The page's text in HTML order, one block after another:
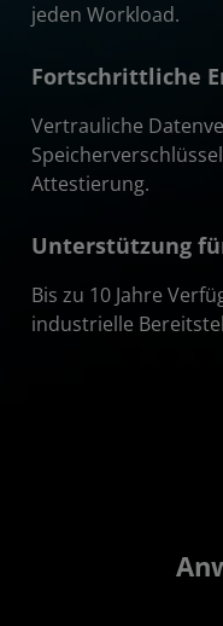
jeden Workload.
Fortschrittliche
Vertrauliche
Attestierung.
Unterstützung
Bis zu 10 Jahre
industrielle